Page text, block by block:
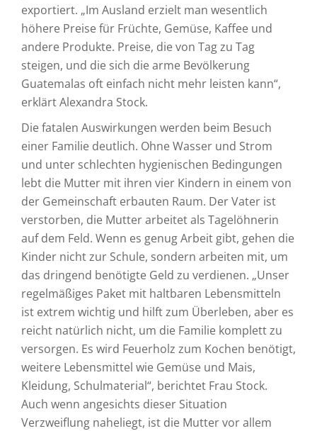
exportiert. „Im Ausland erzielt man wesentlich
höhere Preise für Früchte, Gemüse, Kaffee und
andere Produkte. Preise, die von Tag zu Tag
steigen, und die sich die arme Bevölkerung
Guatemalas oft einfach nicht mehr leisten kann“,
erklärt Alexandra Stock.
Die fatalen Auswirkungen werden beim Besuch
einer Familie deutlich. Ohne Wasser und Strom
und unter schlechten hygienischen Bedingungen
lebt die Mutter mit ihren vier Kindern in einem von
der Gemeinschaft erbauten Raum. Der Vater ist
verstorben, die Mutter arbeitet als Tagelöhnerin
auf dem Feld. Wenn es genug Arbeit gibt, gehen die
Kinder nicht zur Schule, sondern arbeiten mit, um
das dringend benötigte Geld zu verdienen. „Unser
regelmäßiges Paket mit haltbaren Lebensmitteln
ist extrem wichtig und hilft zum Überleben, aber es
reicht natürlich nicht, um die Familie komplett zu
versorgen. Es wird Feuerholz zum Kochen benötigt,
weitere Lebensmittel wie Gemüse und Mais,
Kleidung, Schulmaterial“, berichtet Frau Stock.
Auch wenn angesichts dieser Situation
Verzweiflung naheliegt, ist die Mutter vor allem